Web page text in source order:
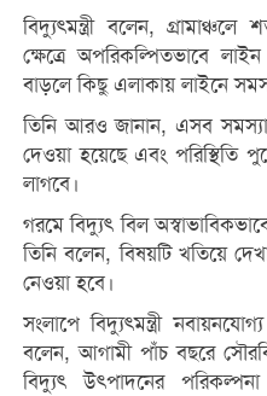
বিদ্যুৎমন্ত্রী বলেন,
ক্ষেত্রে অপরিকল্পিতভাবে
বাড়লে কিছু এলাকায় লাইনে
তিনি আরও জানান, এসব
দেওয়া হয়েছে এবং পরিস্থিতি
লাগবে।
গরমে বিদ্যুৎ বিল
তিনি বলেন, বিষয়টি খতিয়ে
নেওয়া হবে।
সংলাপে বিদ্যুৎমন্ত্রী
বলেন, আগামী পাঁচ বছরে
বিদ্যুৎ উৎপাদনের